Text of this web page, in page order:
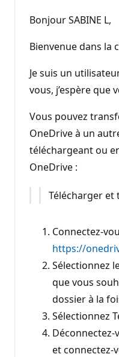
Bonjour SABINE L,
Bienvenue dans la
Je suis un
vous, j’espère que
Vous pouvez
OneDrive à un
téléchargeant ou
OneDrive :
Télécharger et
Connectez-
https://
Sélectionnez
que vous
dossier à la
Sélectionnez
et connectez-